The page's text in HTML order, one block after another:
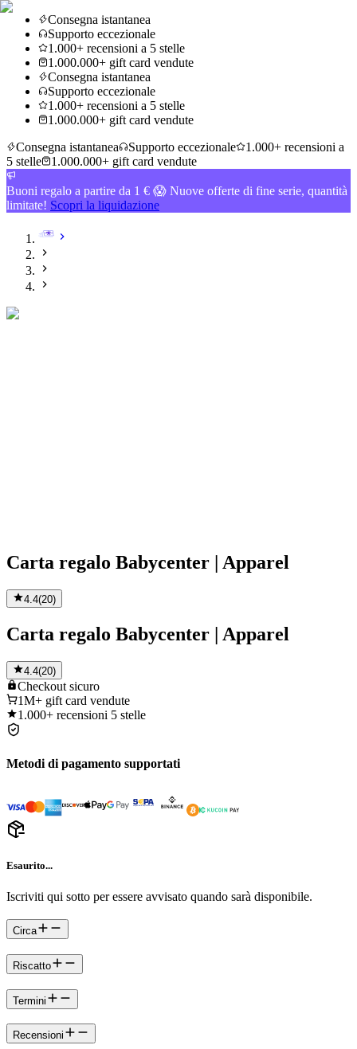
Consegna istantanea
Supporto eccezionale
1.000+ recensioni a 5 stelle
1.000.000+ gift card vendute
Consegna istantanea
Supporto eccezionale
1.000+ recensioni a 5 stelle
1.000.000+ gift card vendute
Consegna istantanea
Supporto eccezionale
1.000+ recensioni a
5 stelle
1.000.000+ gift card vendute
Buoni regalo a partire da 1 € 😱 Nuove offerte di fine serie, quantità
limitate! Scopri la liquidazione
Carta regalo Babycenter | Apparel
4.4(20)
Carta regalo Babycenter | Apparel
4.4(20)
Checkout sicuro
1M+ gift card vendute
1.000+ recensioni 5 stelle
Metodi di pagamento supportati
Esaurito...
Iscriviti qui sotto per essere avvisato quando sarà disponibile.
Circa
Riscatto
Termini
Recensioni